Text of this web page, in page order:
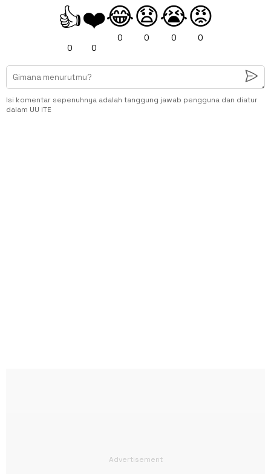
👍
0
❤️
0
😂
0
😧
0
😭
0
😡
0
Isi komentar sepenuhnya adalah tanggung jawab pengguna dan diatur
dalam UU ITE